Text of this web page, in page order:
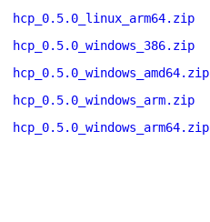
hcp_0.5.0_linux_arm64.zip
hcp_0.5.0_windows_386.zip
hcp_0.5.0_windows_amd64.zip
hcp_0.5.0_windows_arm.zip
hcp_0.5.0_windows_arm64.zip